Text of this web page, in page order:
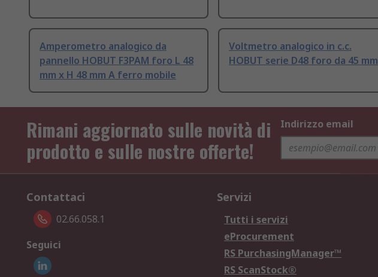
Amperometro analogico da
pannello HOBUT F3PAM foro L 48
mm x H 48 mm A ferro mobile
Voltmetro analogico in c.c.
HOBUT serie D48 foro da 45 mm
Rimani aggiornato sulle novità di
prodotto e sulle nostre offerte!
Indirizzo email
Contattaci
02.66.058.1
Seguici
Servizi
Tutti i servizi
eProcurement
RS PurchasingManager™
RS ScanStock®